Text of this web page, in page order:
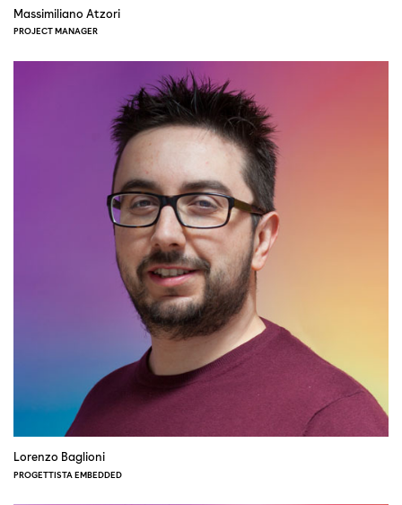
Massimiliano Atzori
PROJECT MANAGER
Lorenzo Baglioni
PROGETTISTA EMBEDDED